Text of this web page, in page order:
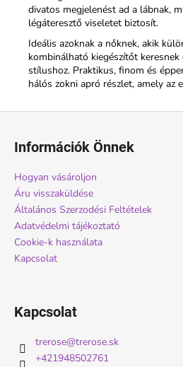
divatos megjelenést ad a lábnak,
légáteresztő viseletet biztosít.
Ideális azoknak a nőknek, akik
kombinálható kiegészítőt
stílushoz. Praktikus, finom és
hálós zokni apró részlet, amely az
Információk Önnek
Hogyan vásároljon
Áru visszaküldése
Általános Szerzodési Feltételek
Adatvédelmi tájékoztató
Cookie-k használata
Kapcsolat
Kapcsolat
trerose@trerose.sk
+421948502761